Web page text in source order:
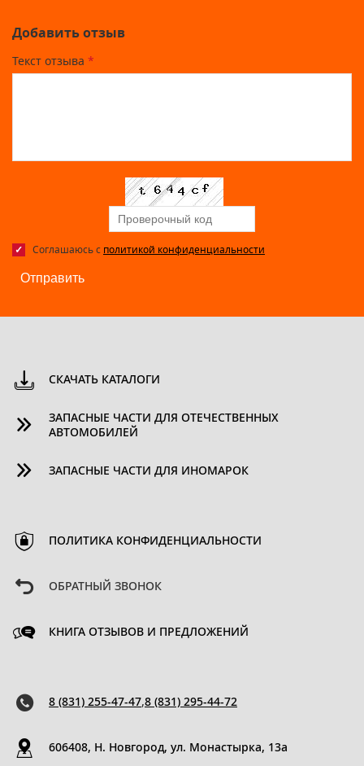
Добавить отзыв
Текст отзыва *
Соглашаюсь с политикой конфиденциальности
Отправить
СКАЧАТЬ КАТАЛОГИ
ЗАПАСНЫЕ ЧАСТИ ДЛЯ ОТЕЧЕСТВЕННЫХ
АВТОМОБИЛЕЙ
ЗАПАСНЫЕ ЧАСТИ ДЛЯ ИНОМАРОК
ПОЛИТИКА КОНФИДЕНЦИАЛЬНОСТИ
ОБРАТНЫЙ ЗВОНОК
КНИГА ОТЗЫВОВ И ПРЕДЛОЖЕНИЙ
8 (831) 255-47-47,8 (831) 295-44-72
606408, Н. Новгород, ул. Монастырка, 13a